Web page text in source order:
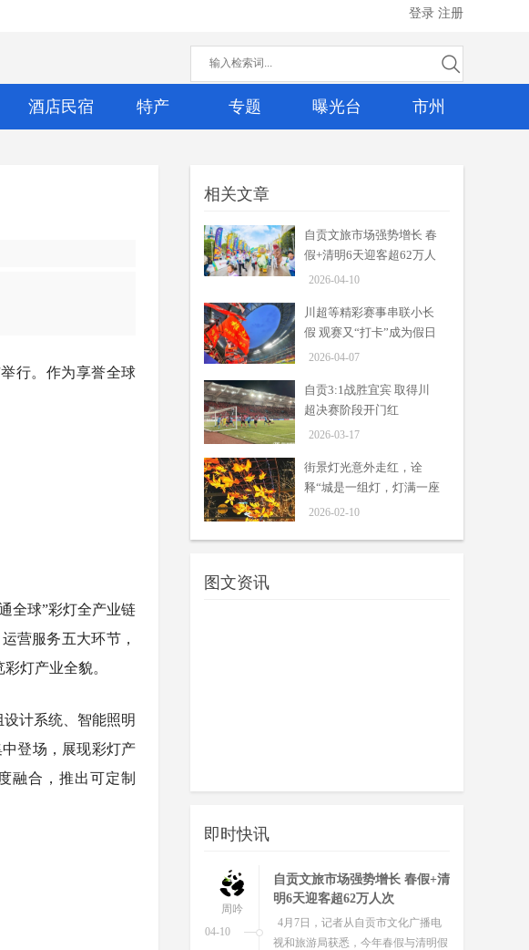
登录 注册
酒店民宿 特产 专题 曝光台 市州
行。作为享誉全球
全球”彩灯全产业链
营服务五大环节，
灯产业全貌。
计系统、智能照明
登场，展现彩灯产
融合，推出可定制
相关文章
自贡文旅市场强势增长 春
假+清明6天迎客超62万人
次
2026-04-10
川超等精彩赛事串联小长
假 观赛又“打卡”成为假日
热潮
2026-04-07
自贡3:1战胜宜宾 取得川
超决赛阶段开门红
2026-03-17
街景灯光意外走红，诠
释“城是一组灯，灯满一座
城” 灯城一体的自贡，你
2026-02-10
图文资讯
即时快讯
5月13日至15日，第三十二届自贡国
04-10
周吟
自贡文旅市场强势增长 春假+清
明6天迎客超62万人次
4月7日，记者从自贡市文化广播电
视和旅游局获悉，今年春假与清明假